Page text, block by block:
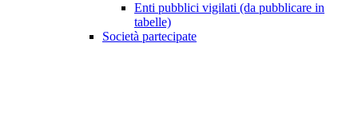
Enti pubblici vigilati (da pubblicare in
tabelle)
Società partecipate